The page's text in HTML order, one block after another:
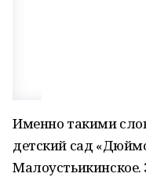
Именно такими
детский сад